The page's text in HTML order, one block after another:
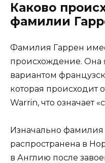
Каково
фамилии
Фамилия Гаррен
происхождение. Она
вариантом
которая происходит
Warrin, что означает
Изначально
распространена в
в Англию после